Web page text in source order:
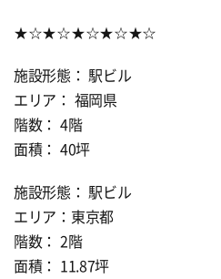
★☆★☆★☆★☆★☆
施設形態： 駅ビル
エリア： 福岡県
階数： 4階
面積： 40坪
施設形態： 駅ビル
エリア：東京都
階数： 2階
面積： 11.87坪